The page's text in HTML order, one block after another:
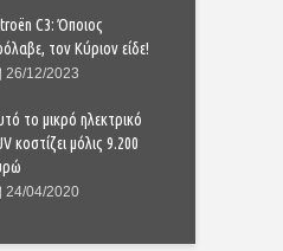
C3: Όποιος
τον Κύριον είδε!
26/12/2023
το μικρό ηλεκτρικό
κοστίζει μόλις 9.200
24/04/2020